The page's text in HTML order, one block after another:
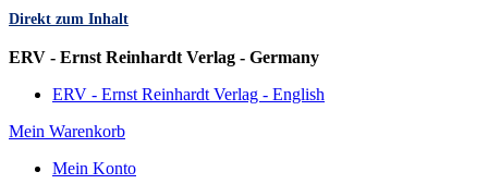
Direkt zum Inhalt
ERV - Ernst Reinhardt Verlag - Germany
ERV - Ernst Reinhardt Verlag - English
Mein Warenkorb
Mein Konto